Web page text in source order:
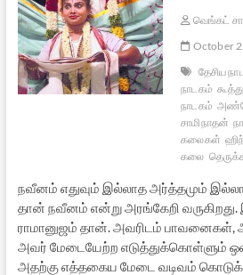
வெங்கட்
October
தேசிய
நாடகம்
நாடகம்
சாமிநாதன்
கலைகள்
கலை
நவீனம் எதுவும் இல்லாத அர்த்தமும்
தான் நவீனம் என்று அரங்கேறி வருகிறது.
ராமானுஜம் தான். அவரிடம்
அவர் மேடையேற்ற எடுத்துக்கொள்ளும்
அதற்கு எத்தகைய மேடை வடிவம்